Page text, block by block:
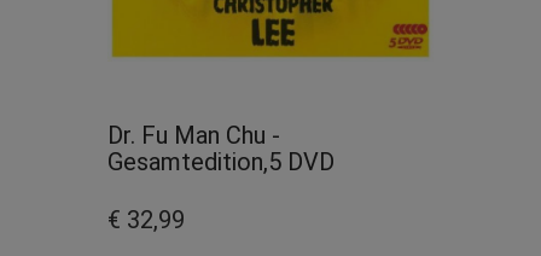
Dr. Fu Man Chu -
Gesamtedition,5 DVD
€ 32,99